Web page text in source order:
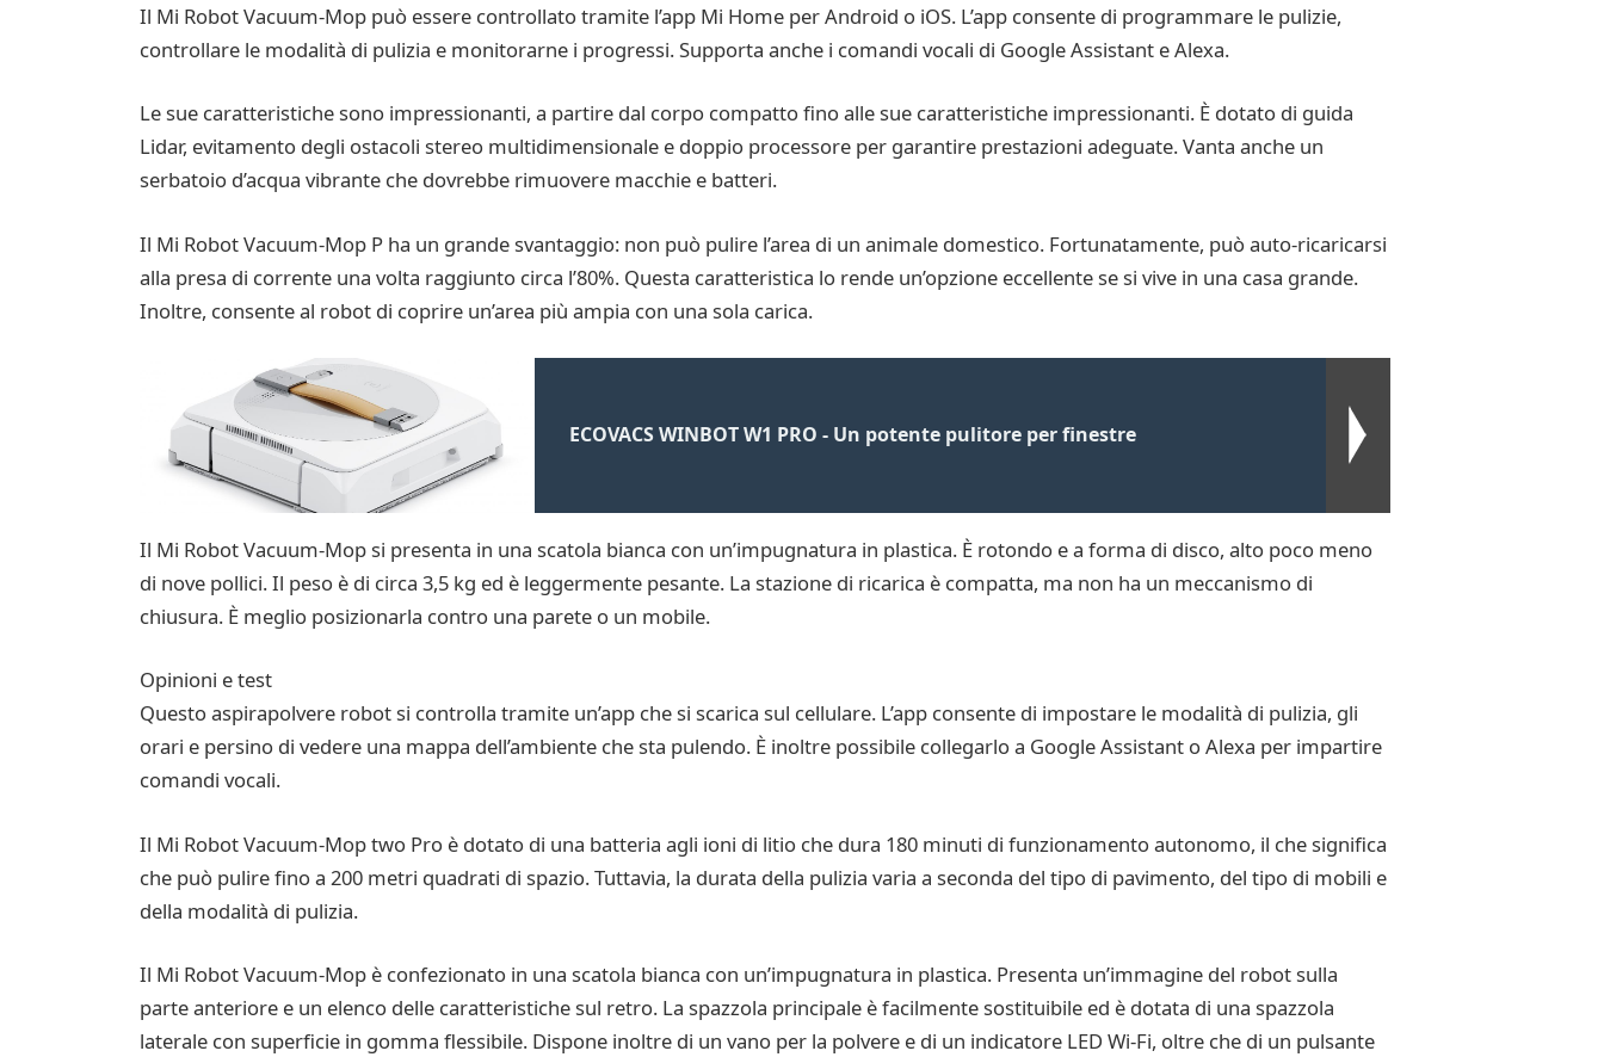
Il Mi Robot Vacuum-Mop può essere controllato tramite l’app Mi Home per Android o iOS. L’app consente di programmare le pulizie,
controllare le modalità di pulizia e monitorarne i progressi. Supporta anche i comandi vocali di Google Assistant e Alexa.
Le sue caratteristiche sono impressionanti, a partire dal corpo compatto fino alle sue caratteristiche impressionanti. È dotato di guida
Lidar, evitamento degli ostacoli stereo multidimensionale e doppio processore per garantire prestazioni adeguate. Vanta anche un
serbatoio d’acqua vibrante che dovrebbe rimuovere macchie e batteri.
Il Mi Robot Vacuum-Mop P ha un grande svantaggio: non può pulire l’area di un animale domestico. Fortunatamente, può auto-ricaricarsi
alla presa di corrente una volta raggiunto circa l’80%. Questa caratteristica lo rende un’opzione eccellente se si vive in una casa grande.
Inoltre, consente al robot di coprire un’area più ampia con una sola carica.
ECOVACS WINBOT W1 PRO - Un potente pulitore per finestre
Il Mi Robot Vacuum-Mop si presenta in una scatola bianca con un’impugnatura in plastica. È rotondo e a forma di disco, alto poco meno
di nove pollici. Il peso è di circa 3,5 kg ed è leggermente pesante. La stazione di ricarica è compatta, ma non ha un meccanismo di
chiusura. È meglio posizionarla contro una parete o un mobile.
Opinioni e test
Questo aspirapolvere robot si controlla tramite un’app che si scarica sul cellulare. L’app consente di impostare le modalità di pulizia, gli
orari e persino di vedere una mappa dell’ambiente che sta pulendo. È inoltre possibile collegarlo a Google Assistant o Alexa per impartire
comandi vocali.
Il Mi Robot Vacuum-Mop two Pro è dotato di una batteria agli ioni di litio che dura 180 minuti di funzionamento autonomo, il che significa
che può pulire fino a 200 metri quadrati di spazio. Tuttavia, la durata della pulizia varia a seconda del tipo di pavimento, del tipo di mobili e
della modalità di pulizia.
Il Mi Robot Vacuum-Mop è confezionato in una scatola bianca con un’impugnatura in plastica. Presenta un’immagine del robot sulla
parte anteriore e un elenco delle caratteristiche sul retro. La spazzola principale è facilmente sostituibile ed è dotata di una spazzola
laterale con superficie in gomma flessibile. Dispone inoltre di un vano per la polvere e di un indicatore LED Wi-Fi, oltre che di un pulsante